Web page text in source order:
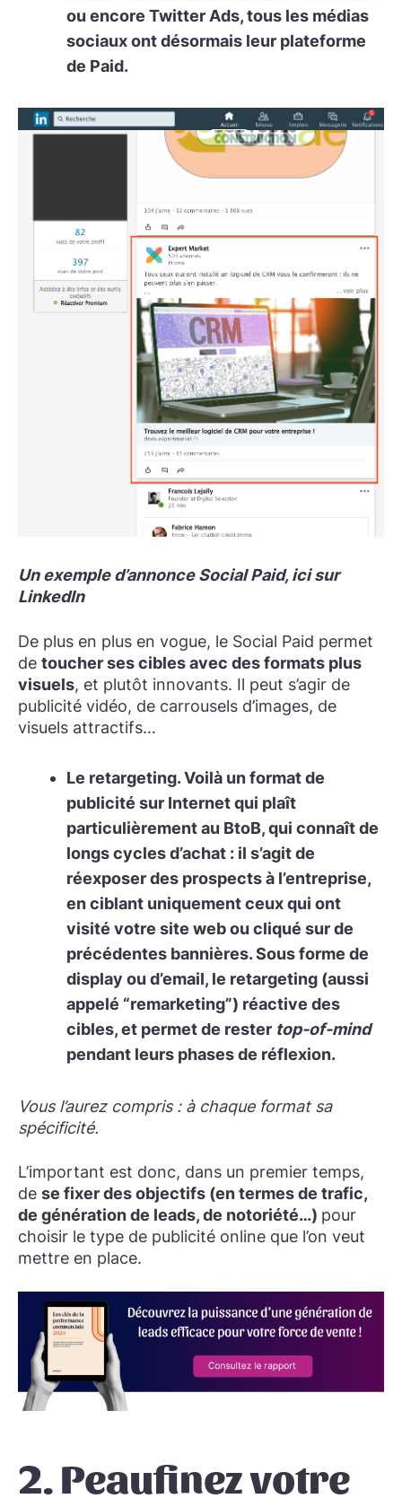
ou encore Twitter Ads, tous les médias
sociaux ont désormais leur plateforme
de Paid.
Un exemple d’annonce Social Paid, ici sur
LinkedIn
De plus en plus en vogue, le Social Paid permet
de toucher ses cibles avec des formats plus
visuels, et plutôt innovants. Il peut s’agir de
publicité vidéo, de carrousels d’images, de
visuels attractifs…
Le retargeting.Voilà un format de
publicité sur Internet qui plaît
particulièrement au BtoB, qui connaît de
longs cycles d’achat : il s’agit de
réexposer des prospects à l’entreprise,
en ciblant uniquement ceux qui ont
visité votre site web ou cliqué sur de
précédentes bannières. Sous forme de
display ou d’email, le retargeting (aussi
appelé “remarketing”) réactive des
cibles, et permet de rester top-of-mind
pendant leurs phases de réflexion.
Vous l’aurez compris : à chaque format sa
spécificité.
L’important est donc, dans un premier temps,
de se fixer des objectifs (en termes de trafic,
de génération de leads, de notoriété…) pour
choisir le type de publicité online que l’on veut
mettre en place.
2. ​Peaufinez votre